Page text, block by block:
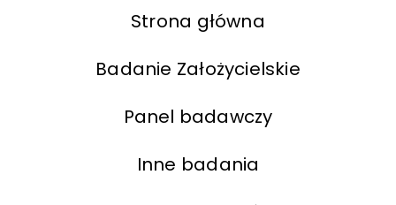
Strona główna
Badanie Założycielskie
Panel badawczy
Inne badania